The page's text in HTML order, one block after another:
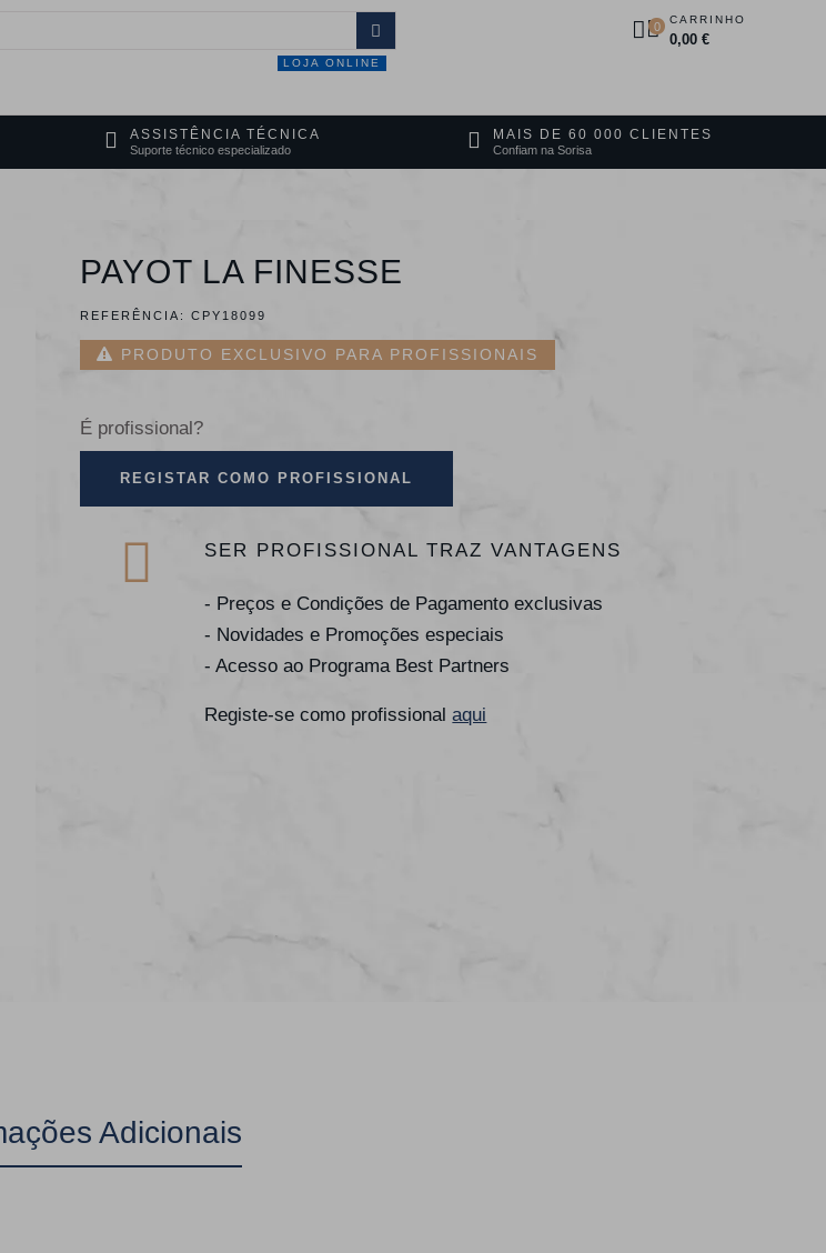
0 CARRINHO
0,00 €
LOJA ONLINE
ASSISTÊNCIA TÉCNICA
Suporte técnico especializado
MAIS DE 60 000 CLIENTES
Confiam na Sorisa
PAYOT LA FINESSE
REFERÊNCIA: CPY18099
PRODUTO EXCLUSIVO PARA PROFISSIONAIS
É profissional?
REGISTAR COMO PROFISSIONAL
SER PROFISSIONAL TRAZ VANTAGENS
- Preços e Condições de Pagamento exclusivas
- Novidades e Promoções especiais
- Acesso ao Programa Best Partners
Registe-se como profissionalaqui
Adicionais